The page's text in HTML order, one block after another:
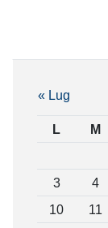
L M
« Lug
3
4
10
11